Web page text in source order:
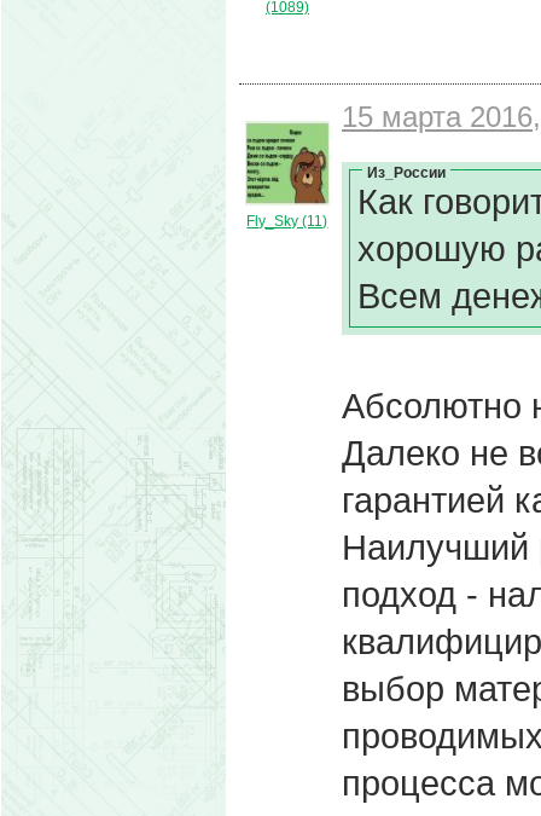
(1089)
Fly_Sky (11)
15 марта
Из_России
Как
хорошую
Всем
Абсолютно
Далеко не
гарантией
Наилучший
подход -
выбор
процесса